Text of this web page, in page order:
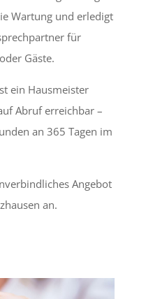
Wartung und erledigt
für
Gäste.
ein Hausmeister
Abruf erreichbar –
an 365 Tagen im
Angebot
an.